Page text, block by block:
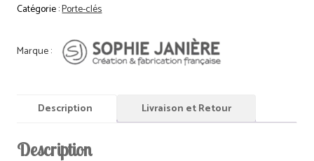
Catégorie :Porte-clés
Description Livraison et Retour
Description